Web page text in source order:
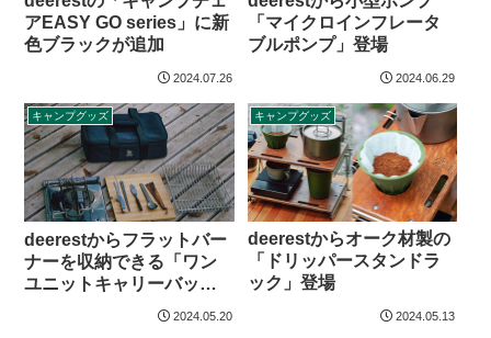
アEASY GO series」に新
色ブラックが追加
2024.07.26
「マイクロインフレータ
ブルポンプ」登場
2024.06.29
キャンプグッズ
deerestからフラットバー
ナーを収納できる「ワン
ユニットキャリーバッグ
2024.05.20
キャンプグッズ
deerestからオーク材製の
「ドリッパースタンドラ
ック」登場
2024.05.13